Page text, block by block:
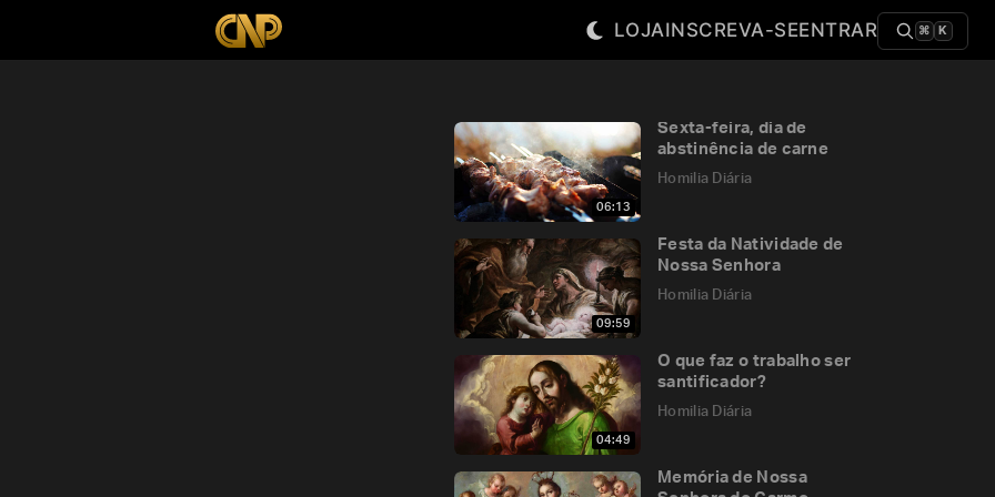
LOJAINSCREVA-SEENTRAR ⌘ K
06:13
Sexta-feira, dia de
abstinência de carne
Homilia Diária
09:59
Festa da Natividade de
Nossa Senhora
Homilia Diária
04:49
O que faz o trabalho ser
santificador?
Homilia Diária
Memória de Nossa